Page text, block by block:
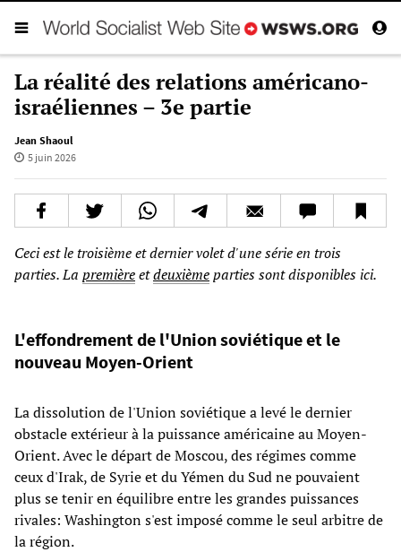
La réalité des relations américano-
israéliennes – 3e partie
Jean Shaoul
5 juin 2026
Ceci est le troisième et dernier volet d'une série en trois
parties. La premièreetdeuxièmeparties sont disponibles ici.
L'effondrement de l'Union soviétique et le
nouveau Moyen-Orient
La dissolution de l'Union soviétique a levé le dernier
obstacle extérieur à la puissance américaine au Moyen-
Orient. Avec le départ de Moscou, des régimes comme
ceux d'Irak, de Syrie et du Yémen du Sud ne pouvaient
plus se tenir en équilibre entre les grandes puissances
rivales: Washington s'est imposé comme le seul arbitre de
la région.